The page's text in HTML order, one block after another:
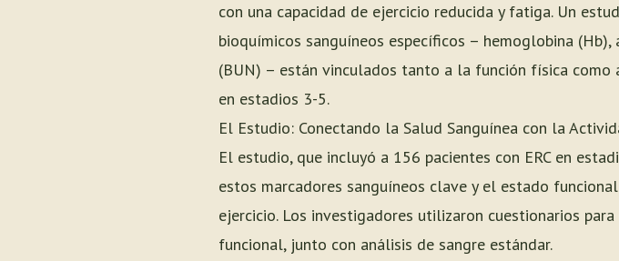
con una capacidad de ejercicio reducida y fatiga. Un
bioquímicos sanguíneos específicos – hemoglobina
(BUN) – están vinculados tanto a la función física como
en estadios 3-5.
El Estudio: Conectando la Salud Sanguínea con la
El estudio, que incluyó a 156 pacientes con ERC en
estos marcadores sanguíneos clave y el estado
ejercicio. Los investigadores utilizaron cuestionarios
funcional, junto con análisis de sangre estándar.